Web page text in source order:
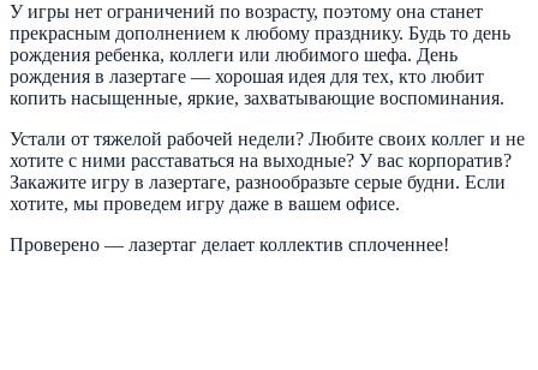
У игры нет ограничений по возрасту, поэтому она станет
прекрасным дополнением к любому празднику. Будь то день
рождения ребенка, коллеги или любимого шефа. День
рождения в лазертаге — хорошая идея для тех, кто любит
копить насыщенные, яркие, захватывающие воспоминания.
Устали от тяжелой рабочей недели? Любите своих коллег и не
хотите с ними расставаться на выходные? У вас корпоратив?
Закажите игру в лазертаге, разнообразьте серые будни. Если
хотите, мы проведем игру даже в вашем офисе.
Проверено — лазертаг делает коллектив сплоченнее!